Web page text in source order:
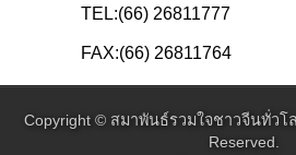
TEL:(66) 26811777
FAX:(66) 26811764
Copyright © สมาพันธ์รวมใจชาวจีนทั่วโ
Reserved.